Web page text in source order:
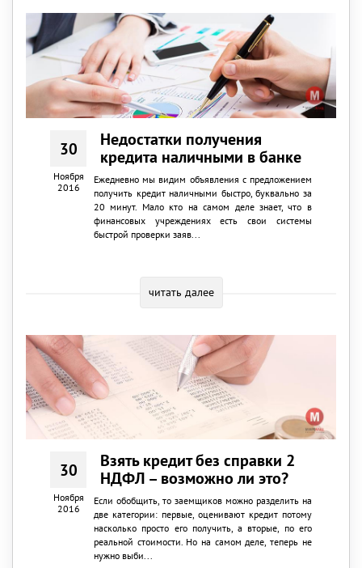
30
Ноября
2016
Недостатки получения
кредита наличными в банке
Ежедневно мы видим объявления с предложением
получить кредит наличными быстро, буквально за
20 минут. Мало кто на самом деле знает, что в
финансовых учреждениях есть свои системы
быстрой проверки заяв...
читать далее
30
Ноября
2016
Взять кредит без справки 2
НДФЛ – возможно ли это?
Если обобщить, то заемщиков можно разделить на
две категории: первые, оценивают кредит потому
насколько просто его получить, а вторые, по его
реальной стоимости. Но на самом деле, теперь не
нужно выби...